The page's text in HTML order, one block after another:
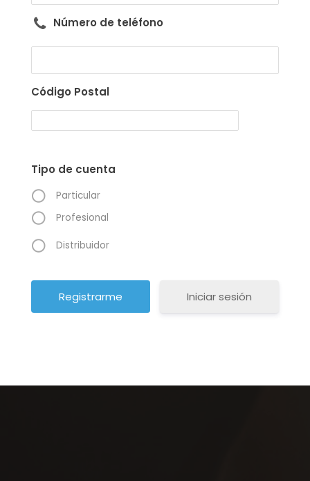
Número de teléfono
Código Postal
Tipo de cuenta
Particular
Profesional
Distribuidor
Iniciar sesión